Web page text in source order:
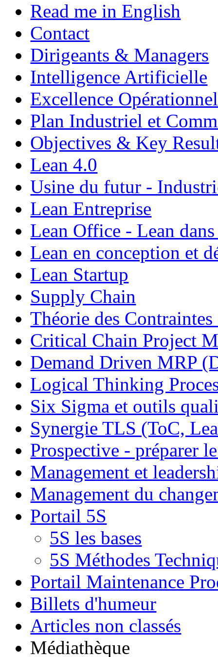
Read me in English
Contact
Dirigeants & Managers
Intelligence Artificielle
Excellence
Plan Industriel et
Objectives & Key
Lean 4.0
Usine du futur -
Lean Entreprise
Lean Office - Lean
Lean en conception et
Lean Startup
Supply Chain
Théorie des
Critical Chain Project
Demand Driven MRP
Logical Thinking
Six Sigma et outils
Synergie TLS (ToC,
Prospective - préparer
Management et
Management du
Portail 5S
5S les bases
5S Méthodes
Portail Maintenance
Billets d'humeur
Articles non classés
Médiathèque